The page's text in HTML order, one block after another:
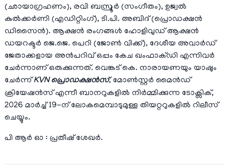
(ഛായാഗ്രഹണം), രവി ബസ്രൂർ (സംഗീതം), ഉജ്വൽ
കുൽക്കർണി (എഡിറ്റിംഗ്), ടി.പി. അബിദ് (പ്രൊഡക്ഷൻ
ഡിസൈൻ). ആക്ഷൻ രംഗങ്ങൾ ഹോളിവുഡ് ആക്ഷൻ
ഡയറക്ടർ ജെ.ജെ. പെറി (ജോൺ വിക്ക്), ദേശീയ അവാർഡ്
ജേതാക്കളായ അൻപറിവ് ഒപ്പം കേച ഖംഫാക്ഡി എന്നിവർ
ചേർന്നാണ് ഒരുക്കുന്നത്. വെങ്കട് കെ. നാരായണയും യാഷും
ചേർന്ന്KVN പ്രൊഡക്ഷൻസ്, മോൺസ്റ്റർ മൈൻഡ്
ക്രിയേഷൻസ് എന്നീ ബാനറുകളിൽ നിർമ്മിക്കുന്ന ടോക്സിക്,
2026 മാർച്ച് 19-ന് ലോകമെമ്പാടുമുള്ള തിയറ്ററുകളിൽ റിലീസ്
ചെയ്യും.
പി ആർ ഓ : പ്രതീഷ് ശേഖർ.